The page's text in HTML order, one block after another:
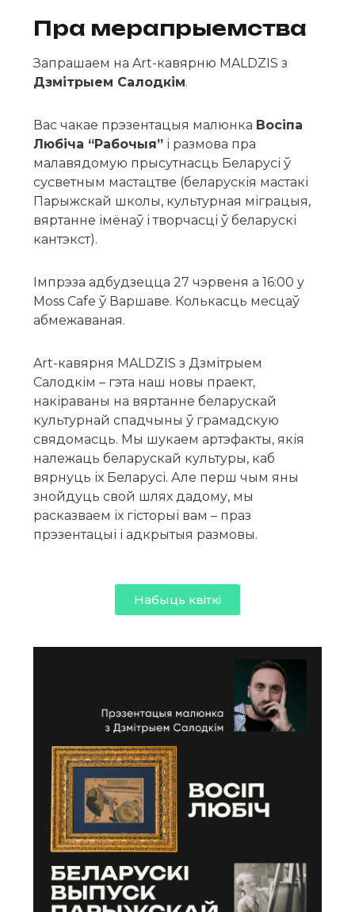
Пра мерапрыемства
Запрашаем на Art-кавярню MALDZIS з
Дзмітрыем Салодкім.
Вас чакае прэзентацыя малюнка Восіпа
Любіча “Рабочыя” і размова пра
малавядомую прысутнасць Беларусі ў
сусветным мастацтве (беларускія мастакі
Парыжскай школы, культурная міграцыя,
вяртанне імёнаў і творчасці ў беларускі
кантэкст).
Імпрэза адбудзецца 27 чэрвеня а 16:00 у
Moss Cafe ў Варшаве. Колькасць месцаў
абмежаваная.
Art-кавярня MALDZIS з Дзмітрыем
Салодкім – гэта наш новы праект,
накіраваны на вяртанне беларускай
культурнай спадчыны ў грамадскую
свядомасць. Мы шукаем артэфакты, якія
належаць беларускай культуры, каб
вярнуць іх Беларусі. Але перш чым яны
знойдуць свой шлях дадому, мы
расказваем іх гісторыі вам – праз
прэзентацыі і адкрытыя размовы.
Набыць квіткі